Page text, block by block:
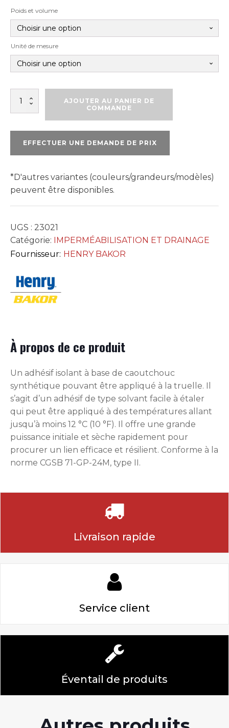
Poids et volume
Unité de mesure
quantité
230-
21
AJOUTER AU PANIER DE
COMMANDE
EFFECTUER UNE DEMANDE DE PRIX
*D'autres variantes (couleurs/grandeurs/modèles)
peuvent être disponibles.
UGS : 23021
Catégorie: IMPERMÉABILISATION ET DRAINAGE
Fournisseur: HENRY BAKOR
À propos de ce produit
Un adhésif isolant à base de caoutchouc
synthétique pouvant être appliqué à la truelle. Il
s’agit d’un adhésif de type solvant facile à étaler
qui peut être appliqué à des températures allant
jusqu’à moins 12 °C (10 °F). Il offre une grande
puissance initiale et sèche rapidement pour
procurer un lien efficace et résilient. Conforme à la
norme CGSB 71-GP-24M, type II.
Livraison rapide
Service client
Éventail de produits